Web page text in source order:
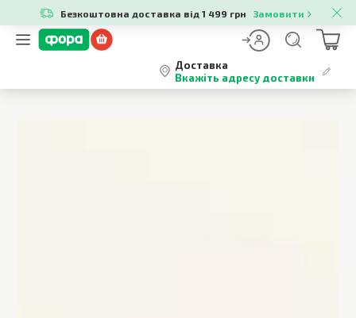
Безкоштовна доставка від 1 499 грн Замовити
Доставка
Вкажіть адресу доставки